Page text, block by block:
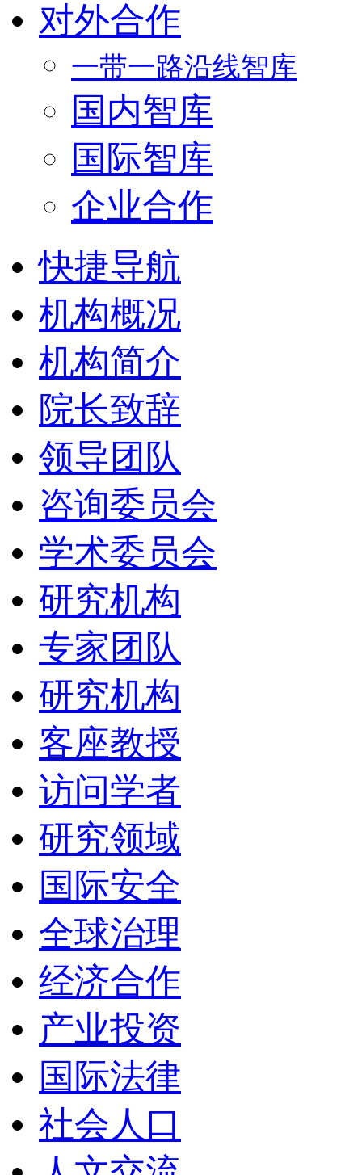
对外合作
一带一路沿线智库
国内智库
国际智库
企业合作
快捷导航
机构概况
机构简介
院长致辞
领导团队
咨询委员会
学术委员会
研究机构
专家团队
研究机构
客座教授
访问学者
研究领域
国际安全
全球治理
经济合作
产业投资
国际法律
社会人口